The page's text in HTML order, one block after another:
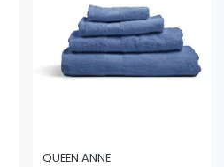
QUEEN ANNE